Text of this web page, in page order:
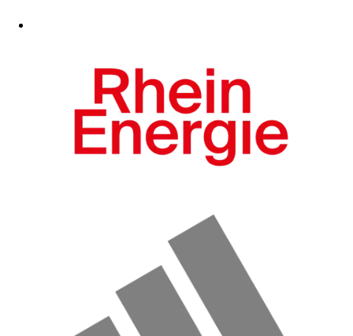
Zum Fanshop